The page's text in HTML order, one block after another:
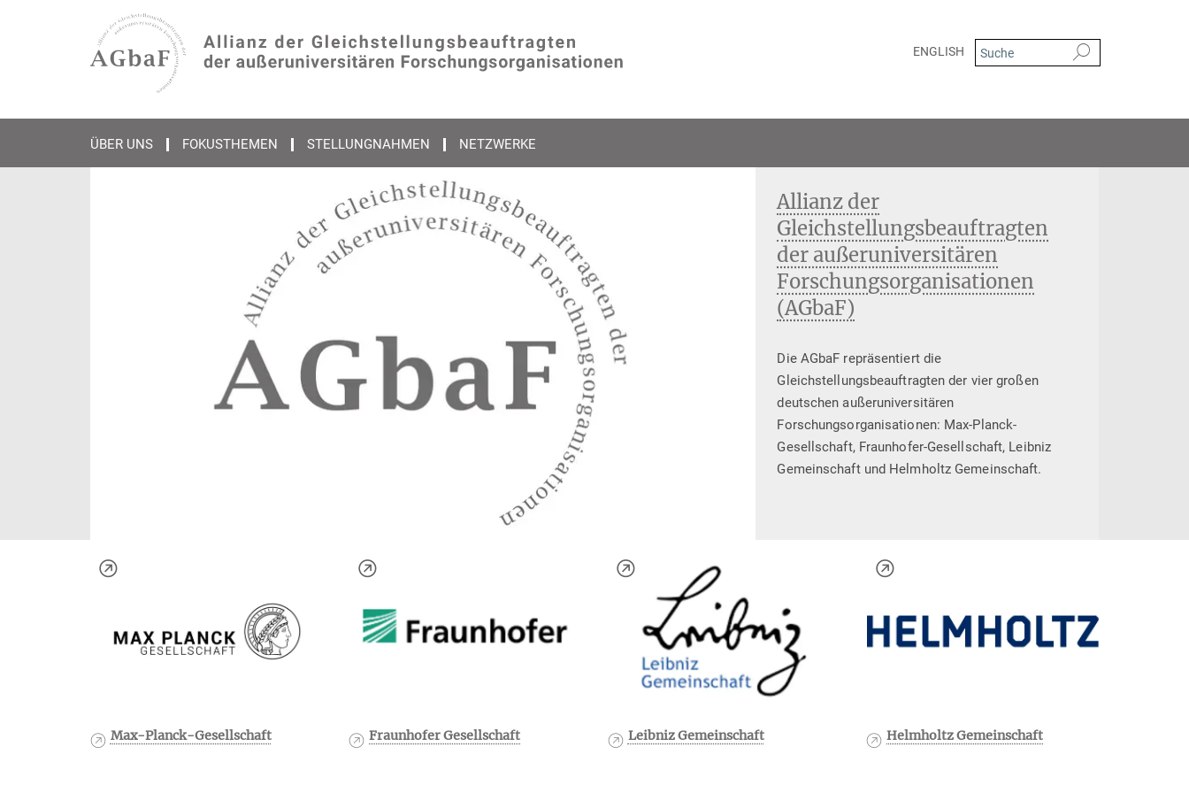
ENGLISH
ÜBER UNS FOKUSTHEMEN STELLUNGNAHMEN NETZWERKE
Allianz der
Gleichstellungsbeauftragten
der außeruniversitären
Forschungsorganisationen
(AGbaF)
Die AGbaF repräsentiert die
Gleichstellungsbeauftragten der vier großen
deutschen außeruniversitären
Forschungsorganisationen: Max-Planck-
Gesellschaft, Fraunhofer-Gesellschaft, Leibniz
Gemeinschaft und Helmholtz Gemeinschaft.
Max-Planck-Gesellschaft Fraunhofer Gesellschaft Leibniz Gemeinschaft Helmholtz Gemeinschaft